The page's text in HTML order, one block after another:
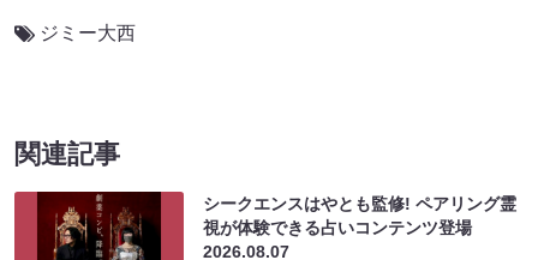
ジミー大西
関連記事
シークエンスはやとも監修! ペアリング霊
視が体験できる占いコンテンツ登場
2026.08.07